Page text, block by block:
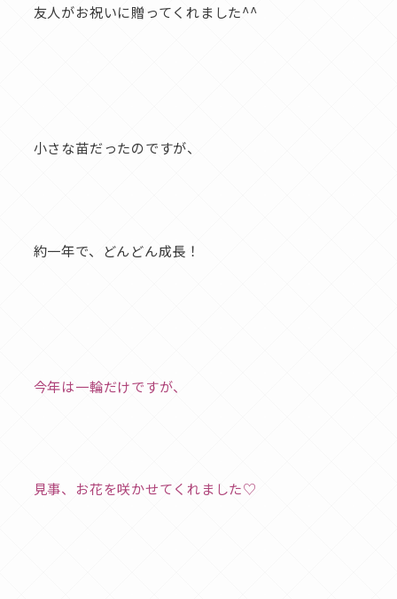
友人がお祝いに贈ってくれました^^
小さな苗だったのですが、
約一年で、どんどん成長！
今年は一輪だけですが、
見事、お花を咲かせてくれました♡